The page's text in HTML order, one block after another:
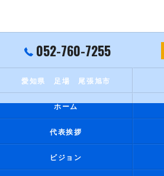
052-760-7255
愛知県 足場 尾張旭市
ホーム
代表挨拶
ビジョン